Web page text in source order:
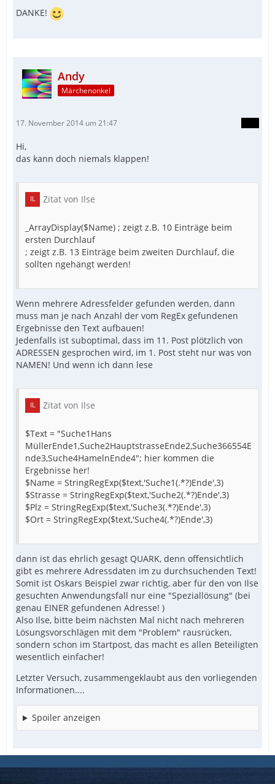
DANKE!
Andy
Märchenonkel
17. November 2014 um 21:47
Hi,
das kann doch niemals klappen!
Zitat von Ilse
_ArrayDisplay($Name) ; zeigt z.B. 10 Einträge beim
ersten Durchlauf
; zeigt z.B. 13 Einträge beim zweiten Durchlauf, die
sollten ngehängt werden!
Wenn mehrere Adressfelder gefunden werden, dann
muss man je nach Anzahl der vom RegEx gefundenen
Ergebnisse den Text aufbauen!
Jedenfalls ist suboptimal, dass im 11. Post plötzlich von
ADRESSEN gesprochen wird, im 1. Post steht nur was von
NAMEN! Und wenn ich dann lese
Zitat von Ilse
$Text = "Suche1Hans
MüllerEnde1,Suche2HauptstrasseEnde2,Suche366554E
nde3,Suche4HamelnEnde4"; hier kommen die
Ergebnisse her!
$Name = StringRegExp($text,'Suche1(.*?)Ende',3)
$Strasse = StringRegExp($text,'Suche2(.*?)Ende',3)
$Plz = StringRegExp($text,'Suche3(.*?)Ende',3)
$Ort = StringRegExp($text,'Suche4(.*?)Ende',3)
dann ist das ehrlich gesagt QUARK, denn offensichtlich
gibt es mehrere Adressdaten im zu durchsuchenden Text!
Somit ist Oskars Beispiel zwar richtig, aber für den von Ilse
gesuchten Anwendungsfall nur eine "Speziallösung" (bei
genau EINER gefundenen Adresse! )
Also Ilse, bitte beim nächsten Mal nicht nach mehreren
Lösungsvorschlägen mit dem "Problem" rausrücken,
sondern schon im Startpost, das macht es allen Beteiligten
wesentlich einfacher!
Letzter Versuch, zusammengeklaubt aus den vorliegenden
Informationen....
Spoiler anzeigen